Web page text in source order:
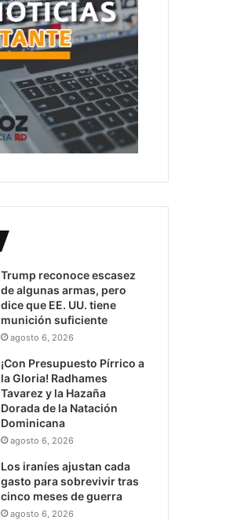
Trump reconoce escasez
de algunas armas, pero
dice que EE. UU. tiene
munición suficiente
agosto 6, 2026
¡Con Presupuesto Pírrico a
la Gloria! Radhames
Tavarez y la Hazaña
Dorada de la Natación
Dominicana
agosto 6, 2026
Los iraníes ajustan cada
gasto para sobrevivir tras
cinco meses de guerra
agosto 6, 2026